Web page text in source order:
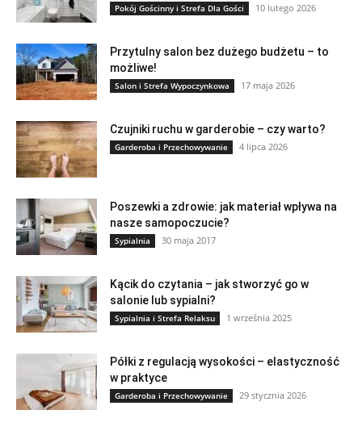
Pokój Gościnny i Strefa Dla Gości 10 lutego 2026
Przytulny salon bez dużego budżetu – to
możliwe!
Salon i Strefa Wypoczynkowa 17 maja 2026
Czujniki ruchu w garderobie – czy warto?
Garderoba i Przechowywanie 4 lipca 2026
Poszewki a zdrowie: jak materiał wpływa na
nasze samopoczucie?
Sypialnia 30 maja 2017
Kącik do czytania – jak stworzyć go w
salonie lub sypialni?
Sypialnia i Strefa Relaksu 1 września 2025
Półki z regulacją wysokości – elastyczność
w praktyce
Garderoba i Przechowywanie 29 stycznia 2026